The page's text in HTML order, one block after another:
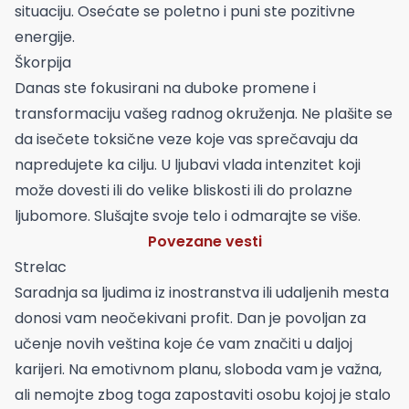
situaciju. Osećate se poletno i puni ste pozitivne
energije.
Škorpija
Danas ste fokusirani na duboke promene i
transformaciju vašeg radnog okruženja. Ne plašite se
da isečete toksične veze koje vas sprečavaju da
napredujete ka cilju. U ljubavi vlada intenzitet koji
može dovesti ili do velike bliskosti ili do prolazne
ljubomore. Slušajte svoje telo i odmarajte se više.
Povezane vesti
Strelac
Saradnja sa ljudima iz inostranstva ili udaljenih mesta
donosi vam neočekivani profit. Dan je povoljan za
učenje novih veština koje će vam značiti u daljoj
karijeri. Na emotivnom planu, sloboda vam je važna,
ali nemojte zbog toga zapostaviti osobu kojoj je stalo